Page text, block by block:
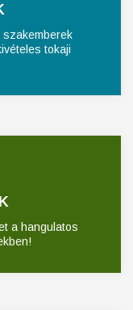
szakemberek
tokaji
a hangulatos